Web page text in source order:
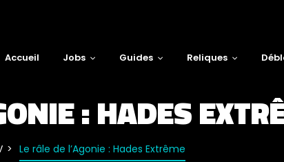
Accueil Jobs Guides Reliques
: HADES
Le râle de l’Agonie : Hades Extrême